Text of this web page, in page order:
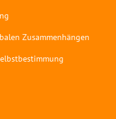
Zusammenhängen